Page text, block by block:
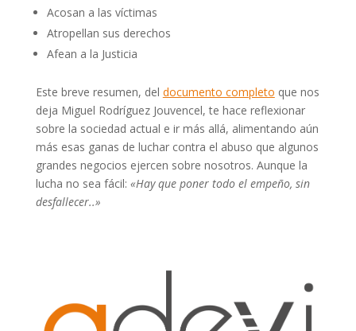
Acosan a las víctimas
Atropellan sus derechos
Afean a la Justicia
Este breve resumen, del documento completo que nos
deja Miguel Rodríguez Jouvencel, te hace reflexionar
sobre la sociedad actual e ir más allá, alimentando aún
más esas ganas de luchar contra el abuso que algunos
grandes negocios ejercen sobre nosotros. Aunque la
lucha no sea fácil: «Hay que poner todo el empeño, sin
desfallecer..»